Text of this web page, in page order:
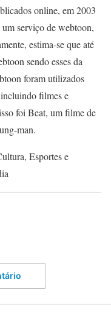
online, em 2003
serviço de webtoon,
estima-se que até
sendo esses da
foram utilizados
filmes e
foi Beat, um filme de
man.
Esportes e